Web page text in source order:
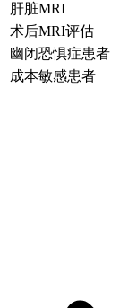
肝脏MRI
术后MRI评估
幽闭恐惧症患者
成本敏感患者